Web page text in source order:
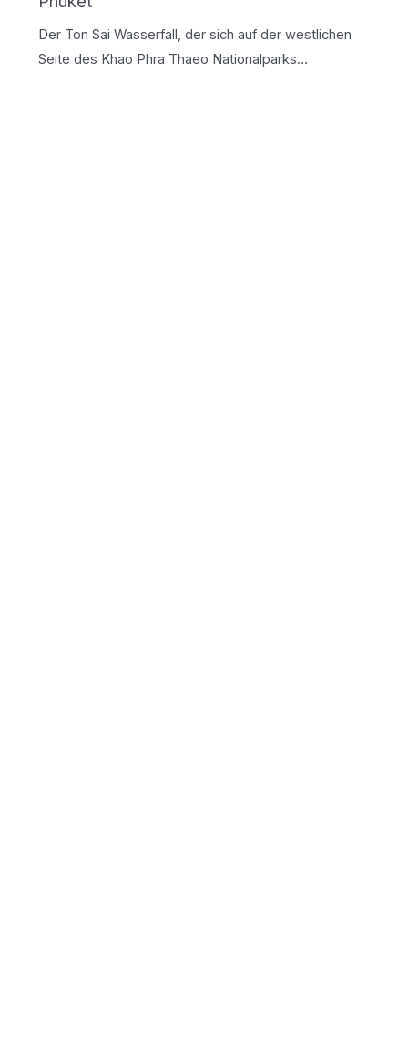
Der Ton Sai Wasserfall, der sich auf der westlichen
Seite des Khao Phra Thaeo Nationalparks…